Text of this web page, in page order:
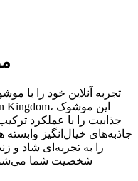
تجربه آنلاین خود را با
جذابیت را با عملکرد
جاذبه‌های خیال‌انگیز
را به تجربه‌ای شاد و
شخصیت شما می‌شود